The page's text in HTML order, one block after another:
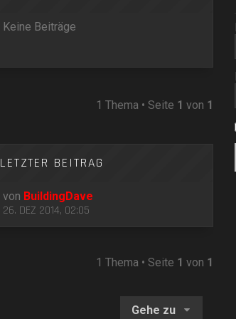
Keine Beiträge
1 Thema • Seite 1 von 1
LETZTER BEITRAG
von BuildingDave
26. DEZ 2014, 02:05
1 Thema • Seite 1 von 1
Gehe zu